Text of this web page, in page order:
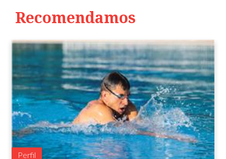
Recomendamos
Perfil